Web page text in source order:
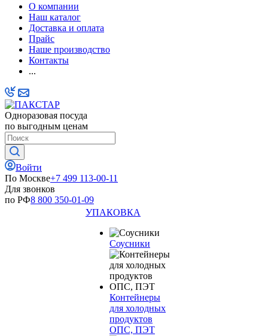
О компании
Наш каталог
Доставка и оплата
Прайс
Наше производство
Контакты
...
Одноразовая посуда
по выгодным ценам
Войти
По Москве+7 499 113-00-11
Для звонков
по РФ8 800 350-01-09
УПАКОВКА
Соусники
Контейнеры
для холодных
продуктов
ОПС, ПЭТ